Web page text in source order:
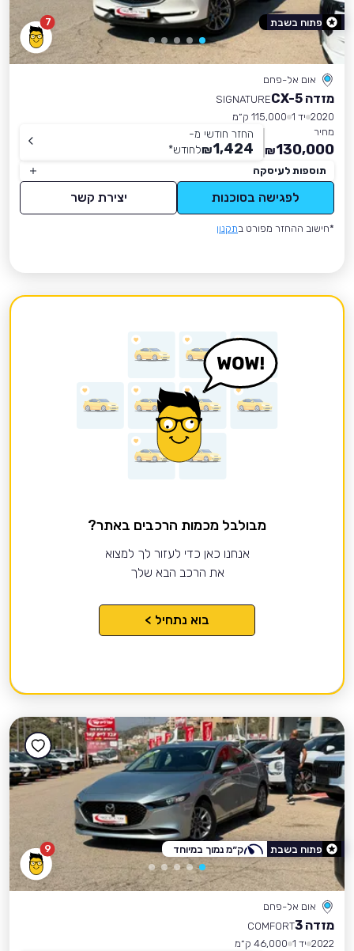
7
אום אל-פחם
מזדה CX-5
SIGNATURE
2020 יד 1
115,000 ק״מ
מחיר
130,000
₪
החזר חודשי מ-
1,424
₪לחודש*
תוספות לעיסקה
לפגישה בסוכנות יצירת קשר
*חישוב ההחזר מפורט בתקנון
פתוח בשבת
מבולבל מכמות הרכבים באתר?
אנחנו כאן כדי לעזור לך למצוא
את הרכב הבא שלך
בוא נתחיל >
9
אום אל-פחם
מזדה 3
COMFORT
2022 יד 1
46,000 ק״מ
פתוח בשבת ק״מ נמוך במיוחד